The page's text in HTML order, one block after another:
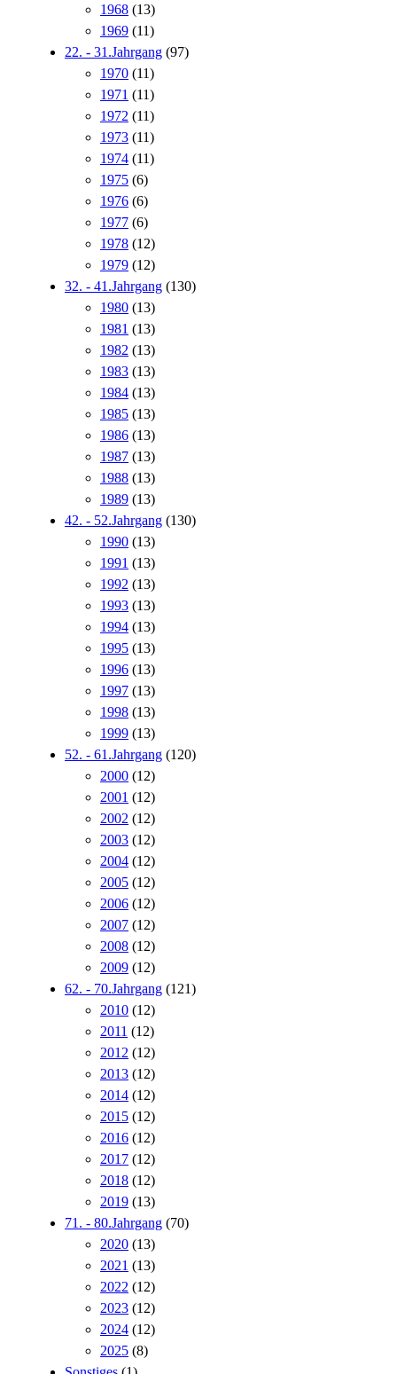
1968 (13)
1969 (11)
22. - 31.Jahrgang (97)
1970 (11)
1971 (11)
1972 (11)
1973 (11)
1974 (11)
1975 (6)
1976 (6)
1977 (6)
1978 (12)
1979 (12)
32. - 41.Jahrgang (130)
1980 (13)
1981 (13)
1982 (13)
1983 (13)
1984 (13)
1985 (13)
1986 (13)
1987 (13)
1988 (13)
1989 (13)
42. - 52.Jahrgang (130)
1990 (13)
1991 (13)
1992 (13)
1993 (13)
1994 (13)
1995 (13)
1996 (13)
1997 (13)
1998 (13)
1999 (13)
52. - 61.Jahrgang (120)
2000 (12)
2001 (12)
2002 (12)
2003 (12)
2004 (12)
2005 (12)
2006 (12)
2007 (12)
2008 (12)
2009 (12)
62. - 70.Jahrgang (121)
2010 (12)
2011 (12)
2012 (12)
2013 (12)
2014 (12)
2015 (12)
2016 (12)
2017 (12)
2018 (12)
2019 (13)
71. - 80.Jahrgang (70)
2020 (13)
2021 (13)
2022 (12)
2023 (12)
2024 (12)
2025 (8)